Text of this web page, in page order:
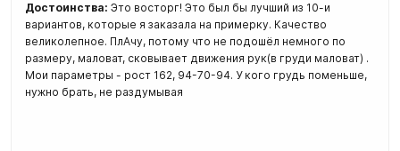
Достоинства: Это восторг! Это был бы лучший из 10-и
вариантов, которые я заказала на примерку. Качество
великолепное. ПлАчу, потому что не подошёл немного по
размеру, маловат, сковывает движения рук(в груди маловат) .
Мои параметры - рост 162, 94-70-94. У кого грудь поменьше,
нужно брать, не раздумывая